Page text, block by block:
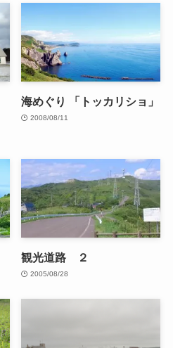
海めぐり 「トッカリショ」
2008/08/11
観光道路 ２
2005/08/28